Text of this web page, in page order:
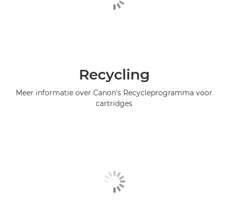
Recycling
Meer informatie over Canon's Recycleprogramma voor
cartridges